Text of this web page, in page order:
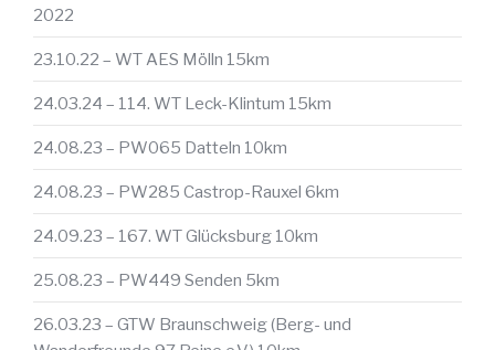
2022
23.10.22 – WT AES Mölln 15km
24.03.24 – 114. WT Leck-Klintum 15km
24.08.23 – PW065 Datteln 10km
24.08.23 – PW285 Castrop-Rauxel 6km
24.09.23 – 167. WT Glücksburg 10km
25.08.23 – PW449 Senden 5km
26.03.23 – GTW Braunschweig (Berg- und